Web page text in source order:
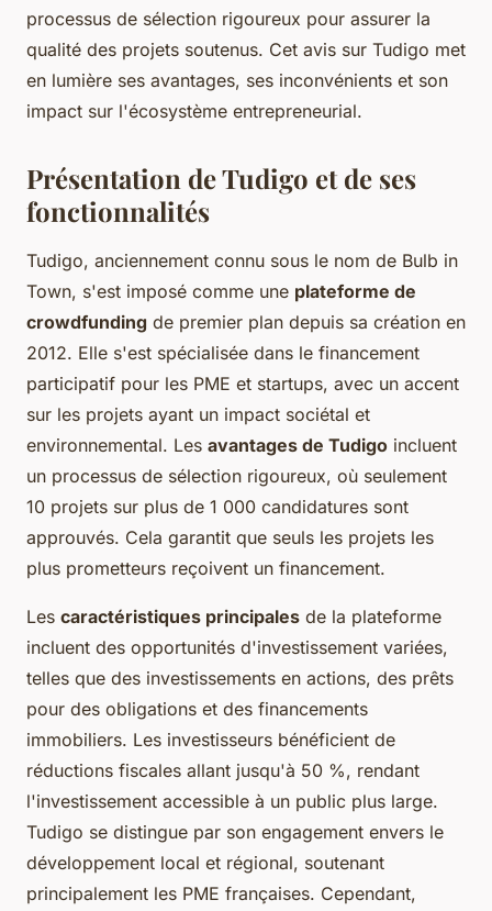
processus de sélection rigoureux pour assurer la
qualité des projets soutenus. Cet avis sur Tudigo met
en lumière ses avantages, ses inconvénients et son
impact sur l'écosystème entrepreneurial.
Présentation de Tudigo et de ses
fonctionnalités
Tudigo, anciennement connu sous le nom de Bulb in
Town, s'est imposé comme une plateforme de
crowdfunding de premier plan depuis sa création en
2012. Elle s'est spécialisée dans le financement
participatif pour les PME et startups, avec un accent
sur les projets ayant un impact sociétal et
environnemental. Les avantages de Tudigo incluent
un processus de sélection rigoureux, où seulement
10 projets sur plus de 1 000 candidatures sont
approuvés. Cela garantit que seuls les projets les
plus prometteurs reçoivent un financement.
Les caractéristiques principales de la plateforme
incluent des opportunités d'investissement variées,
telles que des investissements en actions, des prêts
pour des obligations et des financements
immobiliers. Les investisseurs bénéficient de
réductions fiscales allant jusqu'à 50 %, rendant
l'investissement accessible à un public plus large.
Tudigo se distingue par son engagement envers le
développement local et régional, soutenant
principalement les PME françaises. Cependant,